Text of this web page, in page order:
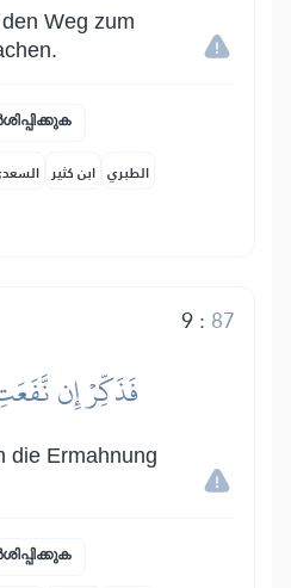
Weg zum
ابن كثير الطبري
9: 87
فَذَكِّرۡ إِن
die Ermahnung